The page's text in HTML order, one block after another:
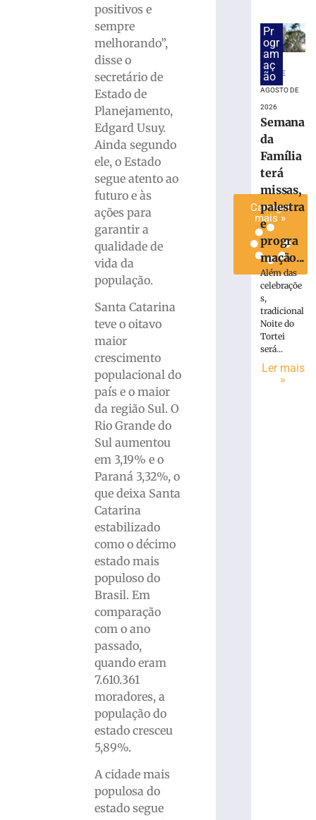
positivos e
sempre
melhorando”,
disse o
secretário de
Estado de
Planejamento,
Edgard Usuy.
Ainda segundo
ele, o Estado
segue atento ao
futuro e às
ações para
garantir a
qualidade de
vida da
população.
Santa Catarina
teve o oitavo
maior
crescimento
populacional do
país e o maior
da região Sul. O
Rio Grande do
Sul aumentou
em 3,19% e o
Paraná 3,32%, o
que deixa Santa
Catarina
estabilizado
como o décimo
estado mais
populoso do
Brasil. Em
comparação
com o ano
passado,
quando eram
7.610.361
moradores, a
população do
estado cresceu
5,89%.
A cidade mais
populosa do
estado segue
Carregar
mais »
Pr
ogr
am
aç
ão5 DE
AGOSTO DE
2026
Semana
da
Família
terá
missas,
palestra
e
progra
mação...
Além das
celebraçõe
s,
tradicional
Noite do
Tortei
será...
Ler mais
»